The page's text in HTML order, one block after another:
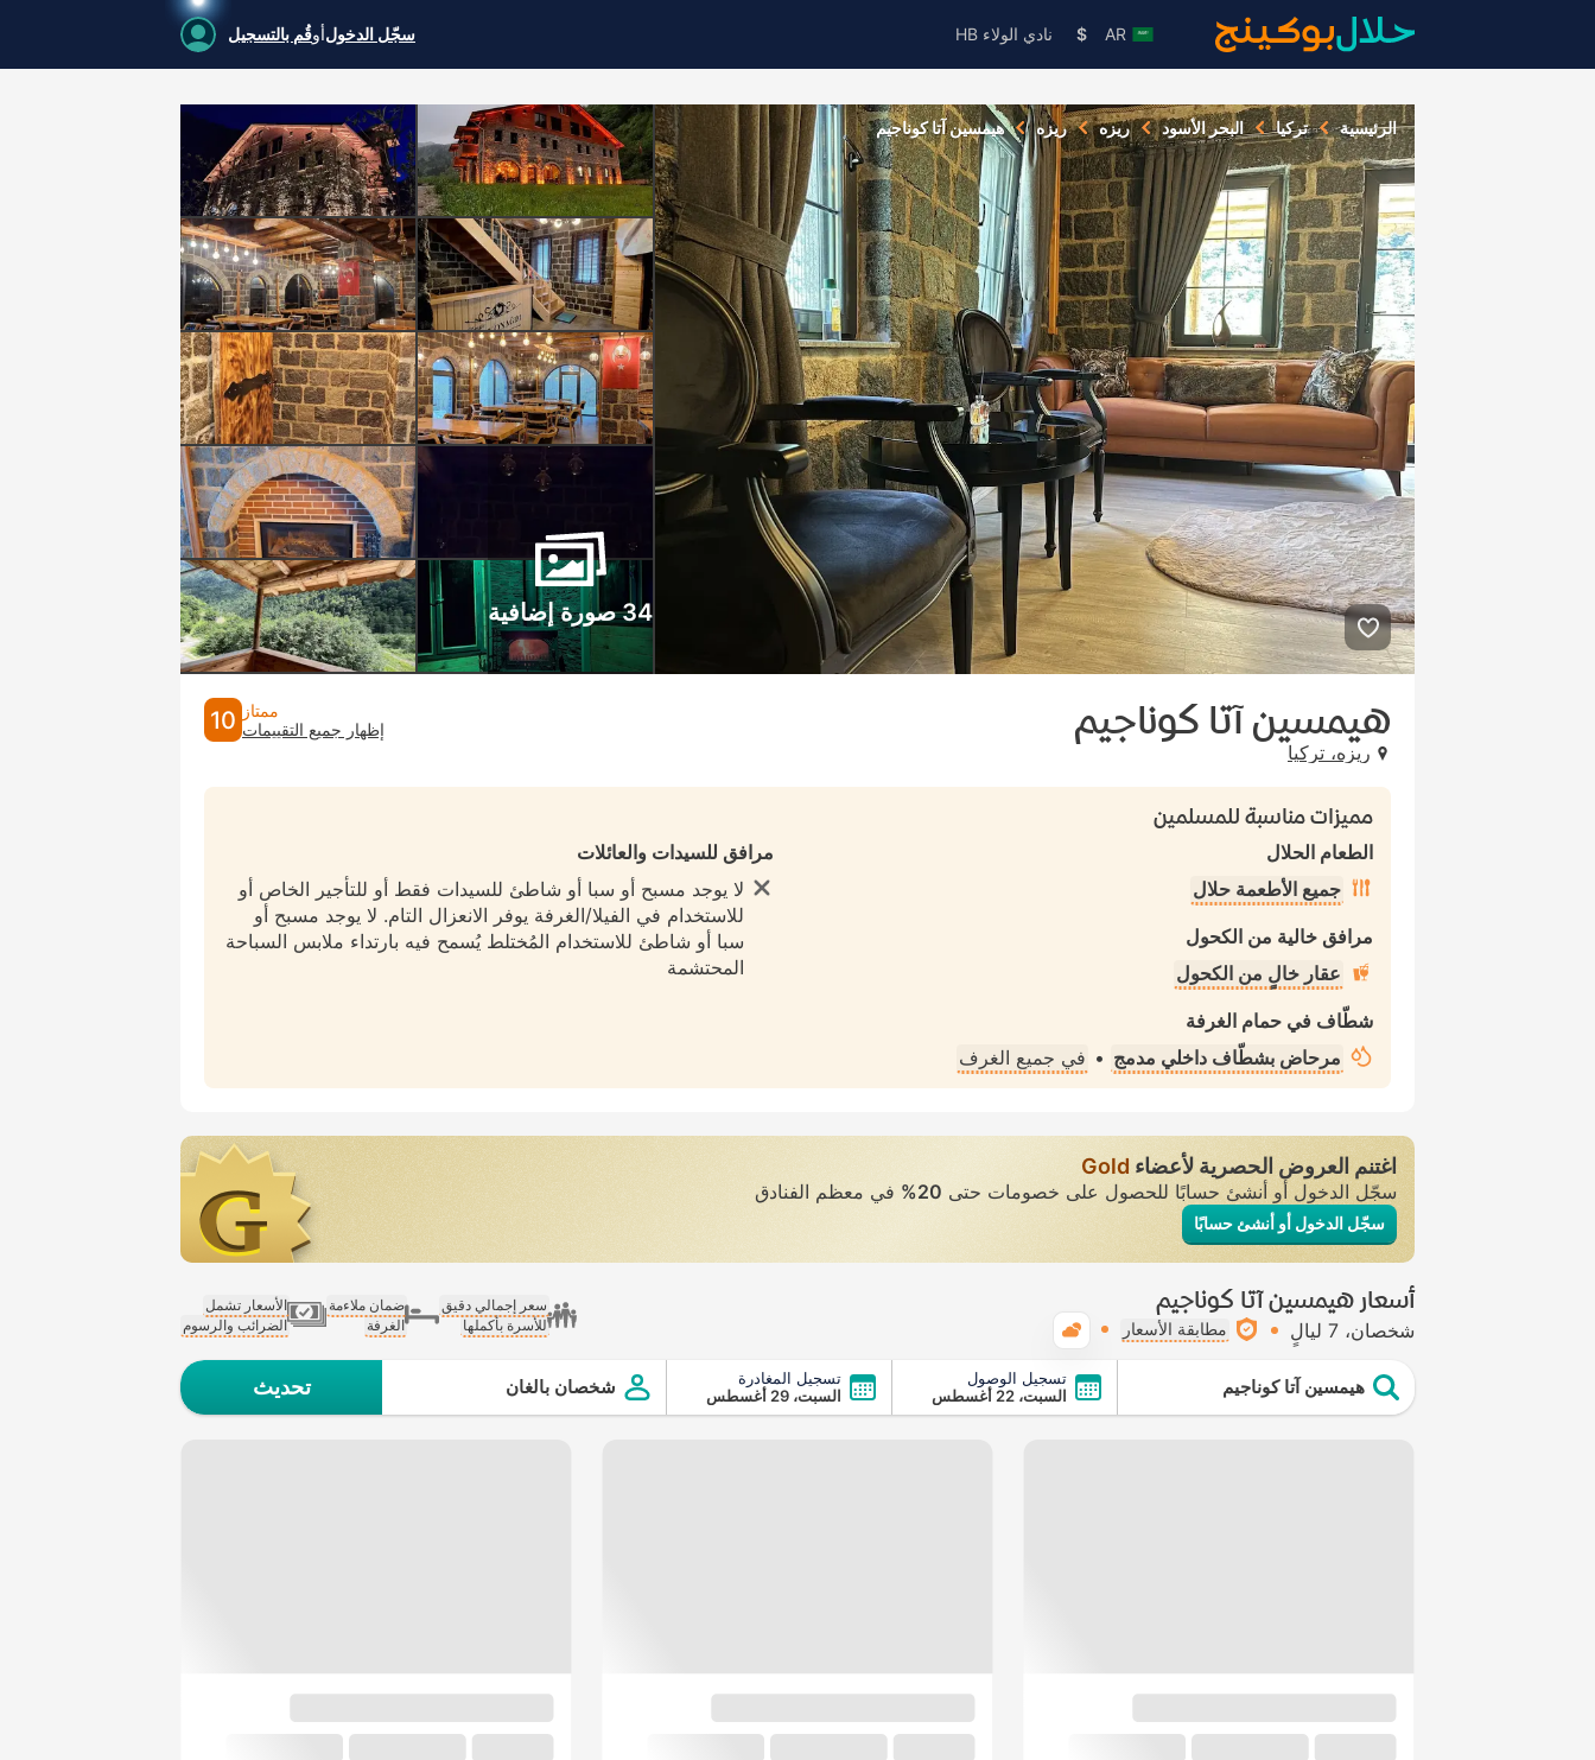
AR
$ نادي الولاء HB سجّل الدخولأوقُم بالتسجيل
الرئيسية تركيا البحر الأسود ريزه ريزه هيمسين آتا كوناجيم
34 صورة إضافية
هيمسين آتا كوناجيم
ريزه، تركيا
ممتاز
إظهار جميع التقييمات 10
مميزات مناسبة للمسلمين
الطعام الحلال
جميع الأطعمة حلال
مرافق خالية من الكحول
عقار خالٍ من الكحول
شطّاف في حمام الغرفة
مرحاض بشطّاف داخلي مدمج • في جميع الغرف
مرافق للسيدات والعائلات
لا يوجد مسبح أو سبا أو شاطئ للسيدات فقط أو للتأجير الخاص أو
للاستخدام في الفيلا/الغرفة يوفر الانعزال التام. لا يوجد مسبح أو
سبا أو شاطئ للاستخدام المُختلط يُسمح فيه بارتداء ملابس السباحة
المحتشمة
اغتنم العروض الحصرية لأعضاء Gold
سجّل الدخول أو أنشئ حسابًا للحصول على خصومات حتى 20% في معظم الفنادق
سجّل الدخول أو أنشئ حسابًا
أسعار هيمسين آتا كوناجيم
شخصان 7 ليالٍ مطابقة الأسعار
سعر إجمالي دقيق
للأسرة بأكملها
ضمان ملاءمة
الغرفة
الأسعار تشمل
الضرائب والرسوم
هيمسين آتا كوناجيم
تسجيل الوصول
السبت، 22 أغسطس
تسجيل المغادرة
السبت، 29 أغسطس
شخصان بالغان تحديث